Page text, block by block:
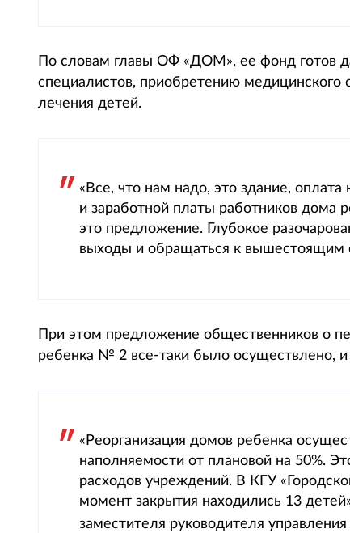
По словам главы ОФ «ДОМ», ее фонд готов
специалистов, приобретению медицинского
лечения детей.
«Все, что нам надо, это здание,
и заработной платы работников дома
это предложение. Глубокое
выходы и обращаться к вышестоящим
При этом предложение общественников о
ребенка № 2 все-таки было осуществлено, и
«Реорганизация домов ребенка
наполняемости от плановой на 50%.
расходов учреждений. В КГУ
момент закрытия находились 13
заместителя руководителя